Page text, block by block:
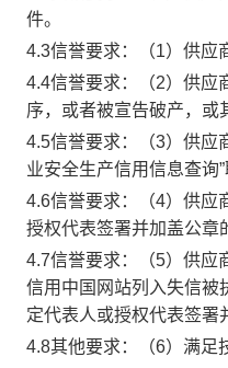
件。
4.3信誉要求：（1）供应
4.4信誉要求：（2）供应
序，或者被宣告破产，或
4.5信誉要求：（3）供应
业安全生产信用信息查询
4.6信誉要求：（4）供应
授权代表签署并加盖公章
4.7信誉要求：（5）供应
信用中国网站列入失信被
定代表人或授权代表签署
4.8其他要求：（6）满足